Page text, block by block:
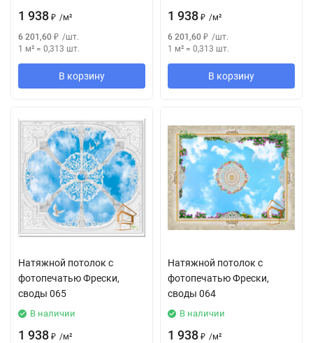
1 938 ₽ /м²
6 201,60 ₽ /шт.
1 м² = 0,313 шт.
В корзину
1 938 ₽ /м²
6 201,60 ₽ /шт.
1 м² = 0,313 шт.
В корзину
Натяжной потолок с
фотопечатью Фрески,
своды 065
В наличии
1 938 ₽ /м²
Натяжной потолок с
фотопечатью Фрески,
своды 064
В наличии
1 938 ₽ /м²